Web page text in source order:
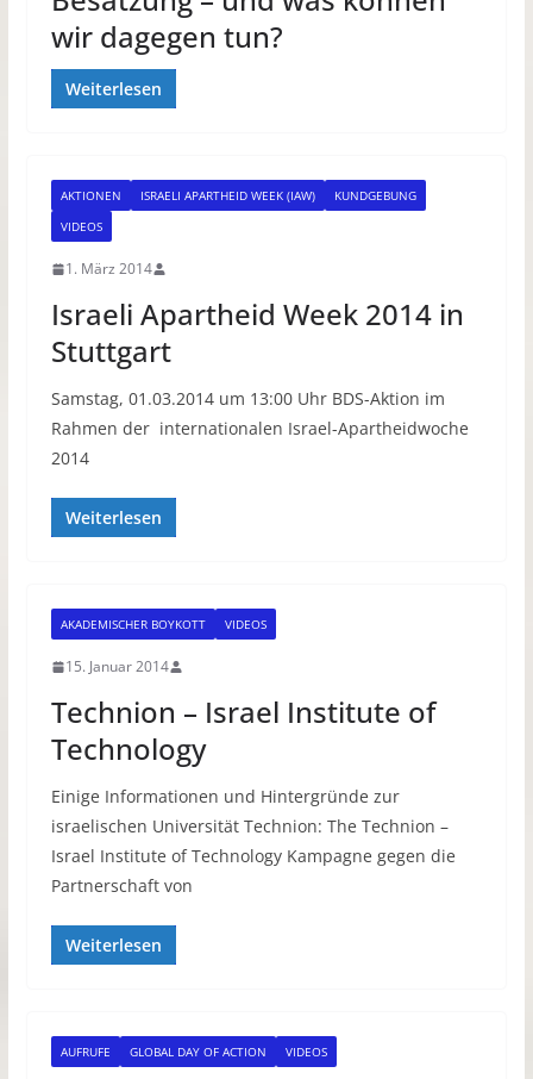
wir dagegen tun?
Weiterlesen
AKTIONEN ISRAELI APARTHEID WEEK (IAW)
KUNDGEBUNG
VIDEOS
1. März 2014
Israeli Apartheid Week 2014 in
Stuttgart
Samstag, 01.03.2014 um 13:00 Uhr BDS-Aktion im
Rahmen der internationalen Israel-Apartheidwoche
2014
Weiterlesen
AKADEMISCHER BOYKOTT VIDEOS
15. Januar 2014
Technion – Israel Institute of
Technology
Einige Informationen und Hintergründe zur
israelischen Universität Technion: The Technion –
Israel Institute of Technology Kampagne gegen die
Partnerschaft von
Weiterlesen
AUFRUFE GLOBAL DAY OF ACTION VIDEOS